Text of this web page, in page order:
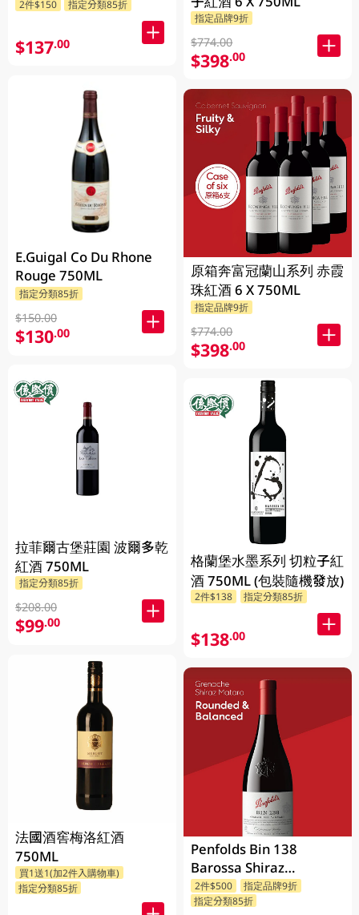
2件$150 指定分類85折
$137.00
E.Guigal Co Du Rhone
Rouge 750ML
指定分類85折
$150.00
$130.00
拉菲爾古堡莊園 波爾多乾
紅酒 750ML
指定分類85折
$208.00
$99.00
法國酒窖梅洛紅酒
750ML
買1送1(加2件入購物車)
指定分類85折
指定品牌9折
$774.00
$398.00
原箱奔富冠蘭山系列 赤霞
珠紅酒 6 X 750ML
指定品牌9折
$774.00
$398.00
格蘭堡水墨系列 切粒子紅
酒 750ML (包裝隨機發放)
2件$138 指定分類85折
$138.00
Penfolds Bin 138
Barossa Shiraz
Grenache Mataro
750ML
2件$500
指定品牌9折
指定分類85折